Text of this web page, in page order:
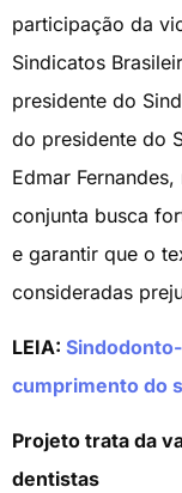
participação da
Sindicatos
presidente do
do presidente do
Edmar
conjunta busca
e garantir que o
consideradas
LEIA:
cumprimento do
Projeto trata da
dentistas